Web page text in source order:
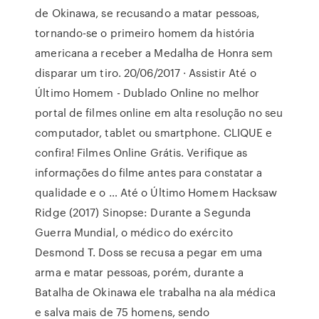
de Okinawa, se recusando a matar pessoas,
tornando-se o primeiro homem da história
americana a receber a Medalha de Honra sem
disparar um tiro. 20/06/2017 · Assistir Até o
Último Homem - Dublado Online no melhor
portal de filmes online em alta resolução no seu
computador, tablet ou smartphone. CLIQUE e
confira! Filmes Online Grátis. Verifique as
informações do filme antes para constatar a
qualidade e o … Até o Último Homem Hacksaw
Ridge (2017) Sinopse: Durante a Segunda
Guerra Mundial, o médico do exército
Desmond T. Doss se recusa a pegar em uma
arma e matar pessoas, porém, durante a
Batalha de Okinawa ele trabalha na ala médica
e salva mais de 75 homens, sendo